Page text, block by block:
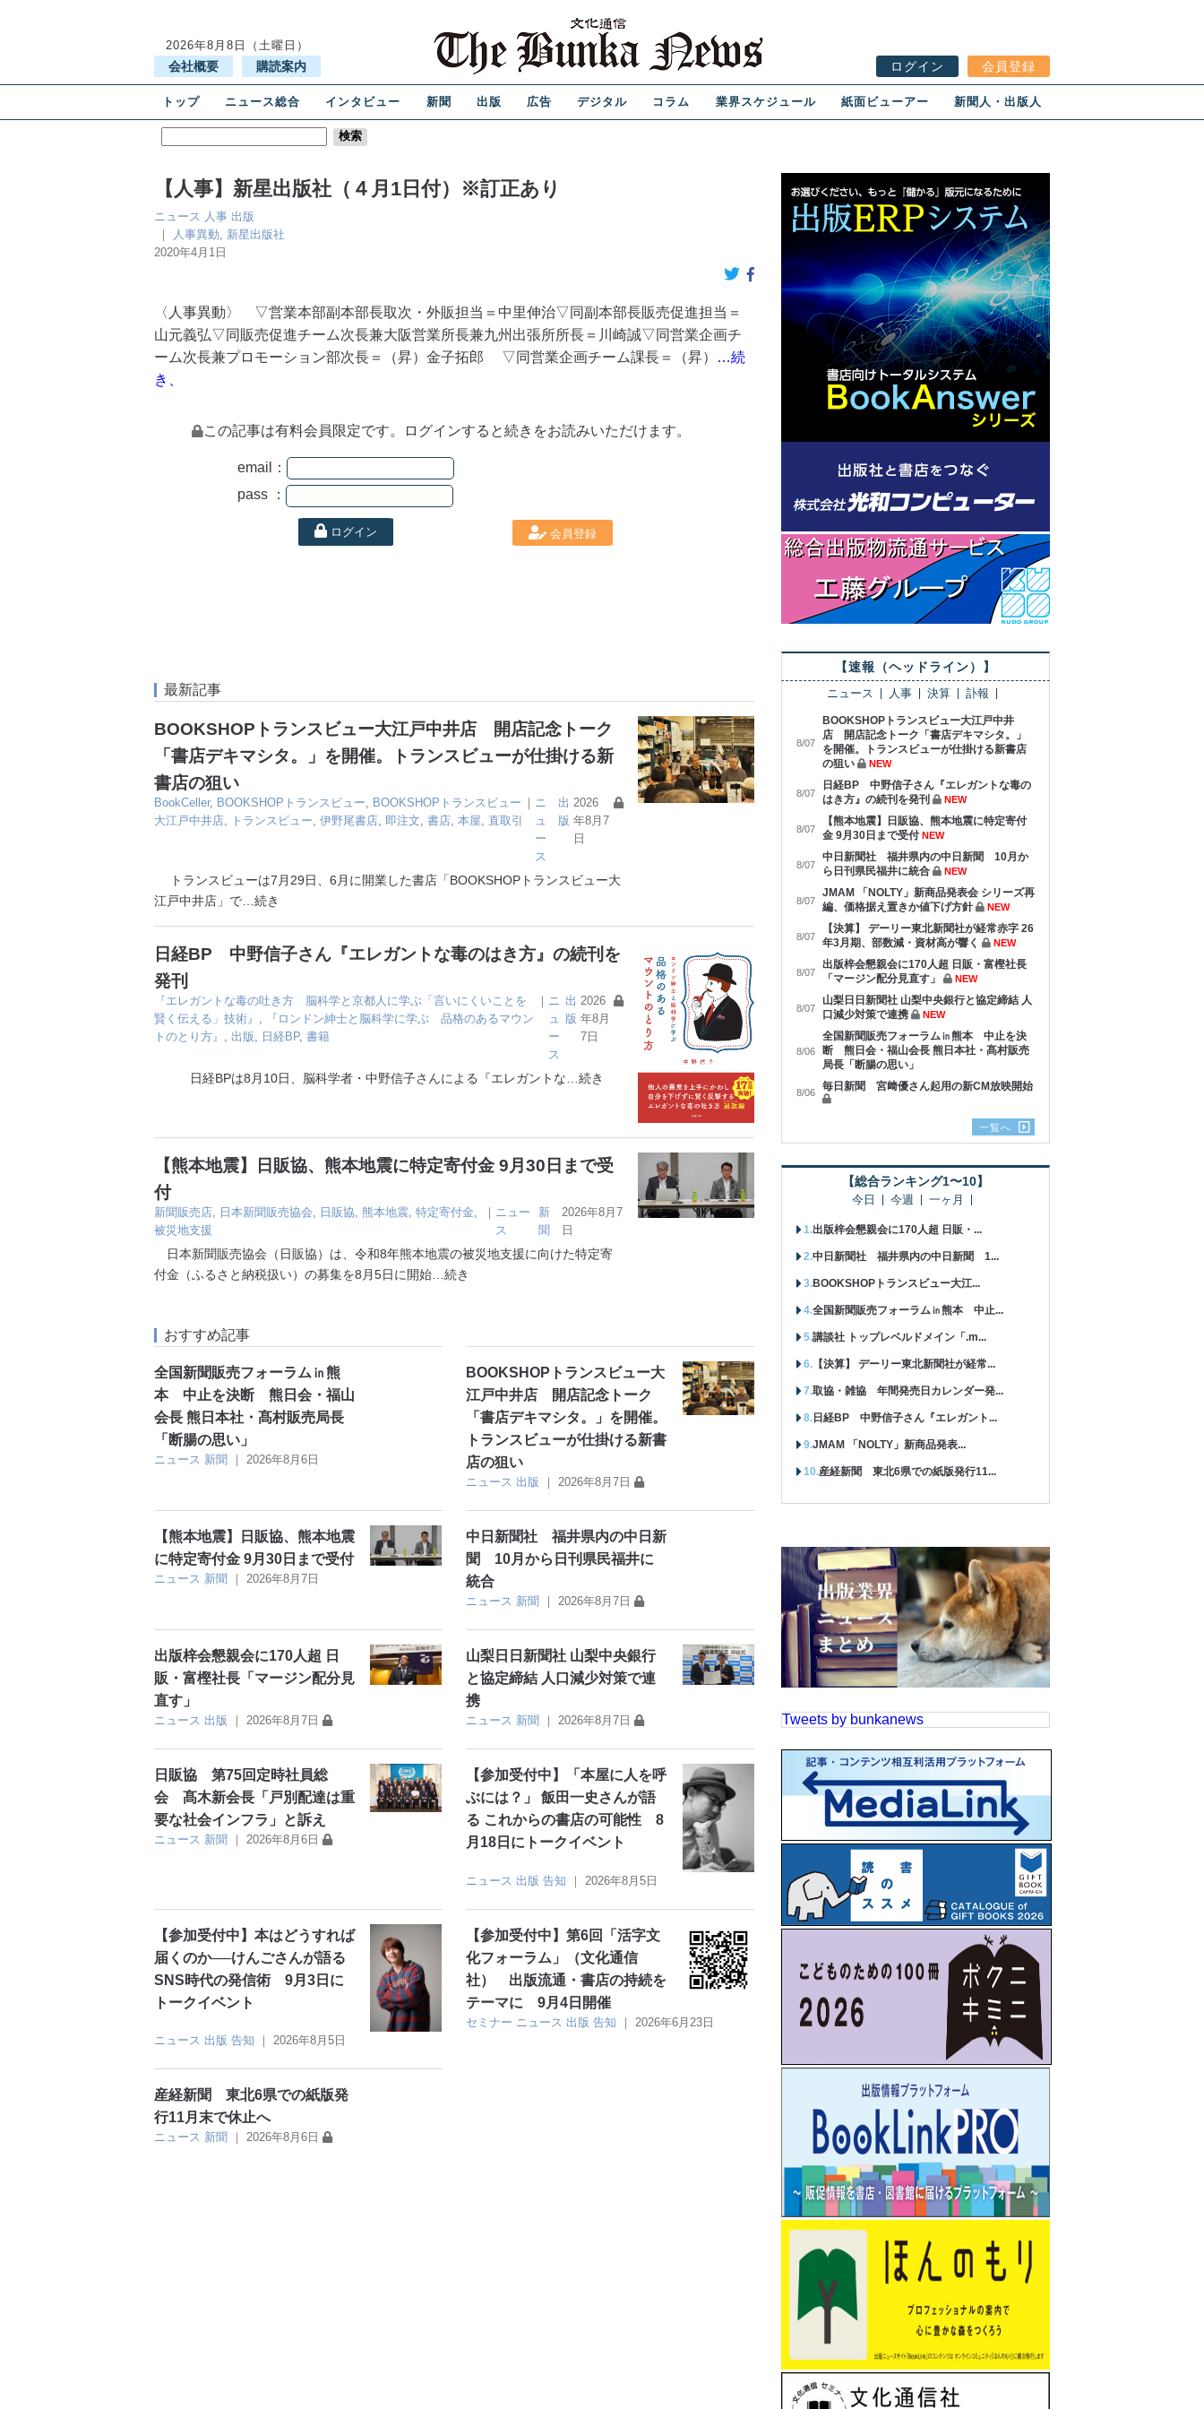
2026年8月8日（土曜日）
会社概要 購読案内 ログイン 会員登録
トップ ニュース総合 インタビュー 新聞 出版 広告 デジタル コラム 業界スケジュール 紙面ビューアー 新聞人・出版人
【人事】新星出版社（４月1日付）※訂正あり
ニュース 人事 出版
｜
人事異動, 新星出版社
2020年4月1日
〈人事異動〉 ▽営業本部副本部長取次・外販担当＝中里伸治▽同副本部長販売促進担当＝
山元義弘▽同販売促進チーム次長兼大阪営業所長兼九州出張所所長＝川崎誠▽同営業企画チ
ーム次長兼プロモーション部次長＝（昇）金子拓郎 ▽同営業企画チーム課長＝（昇）
…続
き、
この記事は有料会員限定です。ログインすると続きをお読みいただけます。
email：
pass ：
ログイン 会員登録
最新記事
BOOKSHOPトランスビュー大江戸中井店 開店記念トーク
「書店デキマシタ。」を開催。トランスビューが仕掛ける新
書店の狙い
BookCeller, BOOKSHOPトランスビュー
BOOKSHOPトランスビュー
大江戸中井店
トランスビュー 伊野尾書店 即注文 書店 本屋 直取引
｜ ニ
ュ
ー
ス
出
版
2026
年8月7
日
トランスビューは7月29日、6月に開業した書店「BOOKSHOPトランスビュー大
江戸中井店」で …続き
日経BP 中野信子さん『エレガントな毒のはき方』の続刊を
発刊
『エレガントな毒の吐き方 脳科学と京都人に学ぶ「言いにくいことを
賢く伝える」技術』
『ロンドン紳士と脳科学に学ぶ 品格のあるマウン
トのとり方』
出版 日経BP, 書籍
｜ ニ
ュ
ー
ス
出
版
2026
年8月
7日
日経BPは8月10日、脳科学者・中野信子さんによる『エレガントな …続き
【熊本地震】日販協、熊本地震に特定寄付金 9月30日まで受
付
新聞販売店, 日本新聞販売協会, 日販協, 熊本地震, 特定寄付金,
被災地支援
｜ ニュー
ス
新
聞
2026年8月7
日
日本新聞販売協会（日販協）は、令和8年熊本地震の被災地支援に向けた特定寄
付金（ふるさと納税扱い）の募集を8月5日に開始 …続き
おすすめ記事
全国新聞販売フォーラム㏌熊
本 中止を決断 熊日会・福山
会長 熊日本社・髙村販売局長
「断腸の思い」
ニュース 新聞 ｜ 2026年8月6日
BOOKSHOPトランスビュー大
江戸中井店 開店記念トーク
「書店デキマシタ。」を開催。
トランスビューが仕掛ける新書
店の狙い
ニュース 出版 ｜2026年8月7日
【熊本地震】日販協、熊本地震
に特定寄付金 9月30日まで受付
ニュース 新聞 ｜ 2026年8月7日
中日新聞社 福井県内の中日新
聞 10月から日刊県民福井に
統合
ニュース 新聞 ｜2026年8月7日
出版梓会懇親会に170人超 日
販・富樫社長「マージン配分見
直す」
ニュース 出版 ｜ 2026年8月7日
山梨日日新聞社 山梨中央銀行
と協定締結 人口減少対策で連
携
ニュース 新聞 ｜2026年8月7日
日販協 第75回定時社員総
会 髙木新会長「戸別配達は重
要な社会インフラ」と訴え
ニュース 新聞 ｜ 2026年8月6日
【参加受付中】「本屋に人を呼
ぶには？」 飯田一史さんが語
る これからの書店の可能性 8
月18日にトークイベント
ニュース 出版 告知 ｜ 2026年8月5日
【参加受付中】本はどうすれば
届くのか──けんごさんが語る
SNS時代の発信術 9月3日に
トークイベント
ニュース 出版 告知 ｜ 2026年8月5日
【参加受付中】第6回「活字文
化フォーラム」（文化通信
社） 出版流通・書店の持続を
テーマに 9月4日開催
セミナー ニュース 出版 告知 ｜ 2026年6月23日
産経新聞 東北6県での紙版発
行11月末で休止へ
ニュース 新聞 ｜ 2026年8月6日
【速報（ヘッドライン）】
ニュース 人事 決算 訃報
8/07
BOOKSHOPトランスビュー大江戸中井
店 開店記念トーク「書店デキマシタ。」
を開催。トランスビューが仕掛ける新書店
の狙い
NEW
8/07
日経BP 中野信子さん『エレガントな毒の
はき方』の続刊を発刊
NEW
8/07
【熊本地震】日販協、熊本地震に特定寄付
金 9月30日まで受付 NEW
8/07
中日新聞社 福井県内の中日新聞 10月か
ら日刊県民福井に統合
NEW
8/07
JMAM 「NOLTY」新商品発表会 シリーズ再
編、価格据え置きか値下げ方針
NEW
8/07
【決算】 デーリー東北新聞社が経常赤字 26
年3月期、部数減・資材高が響く
NEW
8/07
出版梓会懇親会に170人超 日販・富樫社長
「マージン配分見直す」
NEW
8/07
山梨日日新聞社 山梨中央銀行と協定締結 人
口減少対策で連携
NEW
8/06
全国新聞販売フォーラム㏌熊本 中止を決
断 熊日会・福山会長 熊日本社・髙村販売
局長「断腸の思い」
8/06 毎日新聞 宮﨑優さん起用の新CM放映開始
一覧へ
【総合ランキング1〜10】
今日 今週 一ヶ月
出版梓会懇親会に170人超 日販・...
中日新聞社 福井県内の中日新聞 1...
BOOKSHOPトランスビュー大江...
全国新聞販売フォーラム㏌熊本 中止...
講談社 トップレベルドメイン「.m...
【決算】 デーリー東北新聞社が経常...
取協・雑協 年間発売日カレンダー発...
日経BP 中野信子さん『エレガント...
JMAM 「NOLTY」新商品発表...
産経新聞 東北6県での紙版発行11...
Tweets by bunkanews